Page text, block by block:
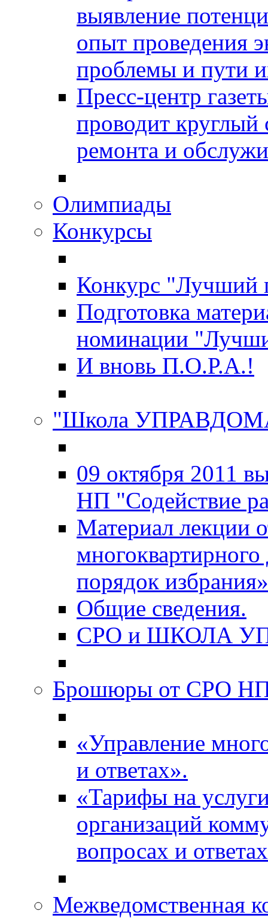
выявление
опыт проведения
проблемы и пути
Пресс-центр
проводит
ремонта и
Олимпиады
Конкурсы
Конкурс "Лучший
Подготовка
номинации
И вновь П.О.Р.А.!
"Школа
09 октября 2011
НП "Содействие
Материал лекции
порядок
Общие сведения.
СРО и ШКОЛА
Брошюры от СРО НП
«Управление
и ответах».
«Тарифы на
организаций
вопросах и
Межведомственная